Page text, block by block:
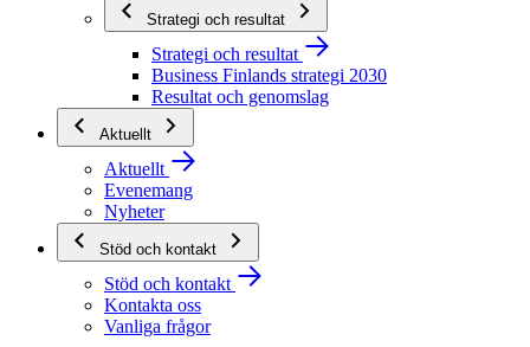
Strategi och resultat
Strategi och resultat
Business Finlands strategi 2030
Resultat och genomslag
Aktuellt
Aktuellt
Evenemang
Nyheter
Stöd och kontakt
Stöd och kontakt
Kontakta oss
Vanliga frågor